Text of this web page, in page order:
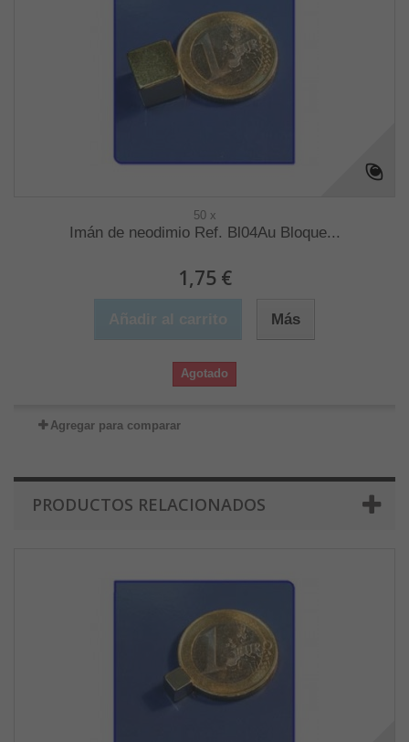
50 x
Imán de neodimio Ref. Bl04Au Bloque...
1,75 €
Más
Agotado
Agregar para comparar
PRODUCTOS RELACIONADOS